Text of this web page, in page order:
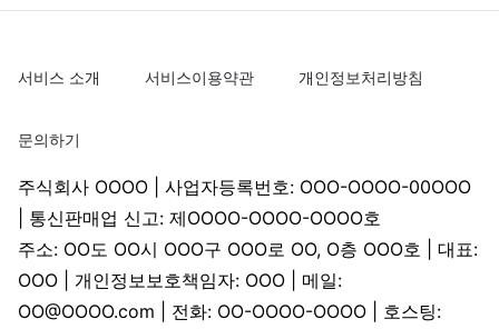
서비스 소개 서비스이용약관 개인정보처리방침
문의하기
주식회사 OOOO | 사업자등록번호: OOO-OOOO-00OOO
| 통신판매업 신고: 제OOOO-OOOO-OOOO호
주소: OO도 OO시 OOO구 OOO로 OO, O층 OOO호 | 대표:
OOO | 개인정보보호책임자: OOO | 메일:
OO@OOOO.com | 전화: OO-OOOO-OOOO | 호스팅: